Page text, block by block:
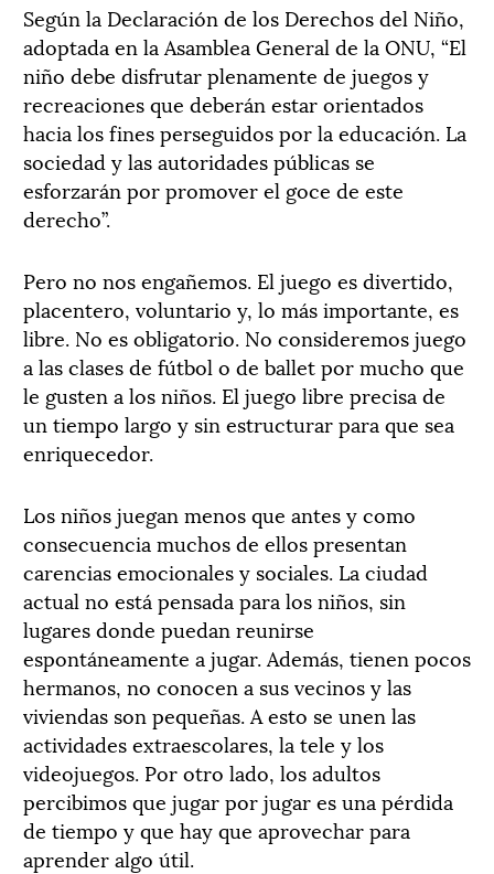
Según la Declaración de los Derechos del Niño,
adoptada en la Asamblea General de la ONU, “El
niño debe disfrutar plenamente de juegos y
recreaciones que deberán estar orientados
hacia los fines perseguidos por la educación. La
sociedad y las autoridades públicas se
esforzarán por promover el goce de este
derecho”.
Pero no nos engañemos. El juego es divertido,
placentero, voluntario y, lo más importante, es
libre. No es obligatorio. No consideremos juego
a las clases de fútbol o de ballet por mucho que
le gusten a los niños. El juego libre precisa de
un tiempo largo y sin estructurar para que sea
enriquecedor.
Los niños juegan menos que antes y como
consecuencia muchos de ellos presentan
carencias emocionales y sociales. La ciudad
actual no está pensada para los niños, sin
lugares donde puedan reunirse
espontáneamente a jugar. Además, tienen pocos
hermanos, no conocen a sus vecinos y las
viviendas son pequeñas. A esto se unen las
actividades extraescolares, la tele y los
videojuegos. Por otro lado, los adultos
percibimos que jugar por jugar es una pérdida
de tiempo y que hay que aprovechar para
aprender algo útil.